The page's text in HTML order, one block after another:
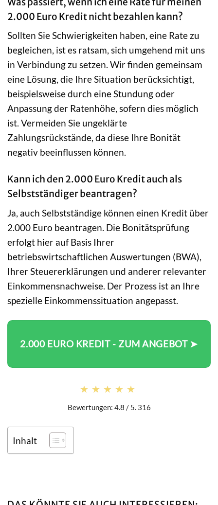
2.000 Euro Kredit nicht bezahlen kann?
Sollten Sie Schwierigkeiten haben, eine Rate zu
begleichen, ist es ratsam, sich umgehend mit uns
in Verbindung zu setzen. Wir finden gemeinsam
eine Lösung, die Ihre Situation berücksichtigt,
beispielsweise durch eine Stundung oder
Anpassung der Ratenhöhe, sofern dies möglich
ist. Vermeiden Sie ungeklärte
Zahlungsrückstände, da diese Ihre Bonität
negativ beeinflussen können.
Kann ich den 2.000 Euro Kredit auch als
Selbstständiger beantragen?
Ja, auch Selbstständige können einen Kredit über
2.000 Euro beantragen. Die Bonitätsprüfung
erfolgt hier auf Basis Ihrer
betriebswirtschaftlichen Auswertungen (BWA),
Ihrer Steuererklärungen und anderer relevanter
Einkommensnachweise. Der Prozess ist an Ihre
spezielle Einkommenssituation angepasst.
2.000 EURO KREDIT - ZUM ANGEBOT ➤
★★★★★
★★★★★
Bewertungen: 4.8 / 5. 316
Inhalt